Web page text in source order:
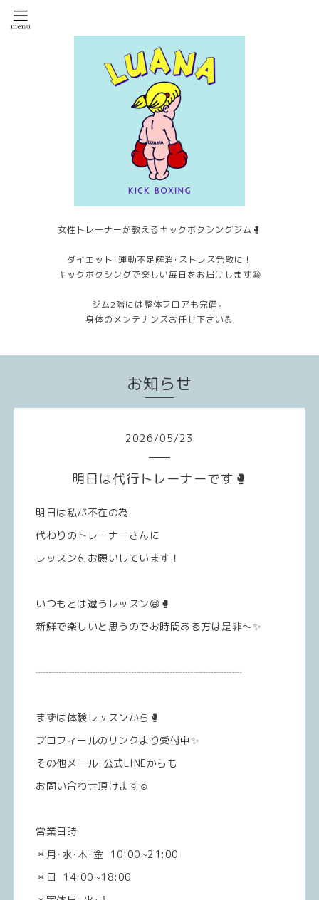
女性トレーナーが教えるキックボクシングジム🥊
ダイエット･運動不足解消･ストレス発散に！
キックボクシングで楽しい毎日をお届けします😆
ジム2階には整体フロアも完備。
身体のメンテナンスお任せ下さい💪
お知らせ
2026/05/23
明日は代行トレーナーです🥊
明日は私が不在の為
代わりのトレーナーさんに
レッスンをお願いしています！
いつもとは違うレッスン😆🥊
新鮮で楽しいと思うのでお時間ある方は是非〜✨️
┈┈┈┈┈┈┈┈┈┈┈┈┈┈┈┈┈┈┈┈
まずは体験レッスンから🥊
プロフィールのリンクより受付中✨
その他メール･公式LINEからも
お問い合わせ頂けます☺️
営業日時
＊月･水･木･金 10:00~21:00
＊日 14:00~18:00